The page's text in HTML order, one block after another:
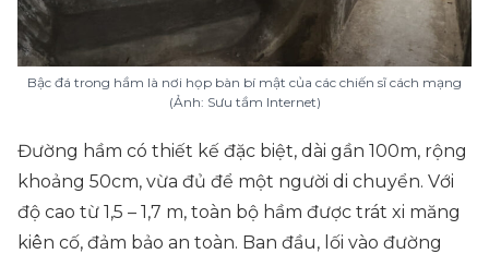
Bậc đá trong hầm là nơi họp bàn bí mật của các chiến sĩ cách mạng
(Ảnh: Sưu tầm Internet)
Đường hầm có thiết kế đặc biệt, dài gần 100m, rộng
khoảng 50cm, vừa đủ để một người di chuyển. Với
độ cao từ 1,5 – 1,7 m, toàn bộ hầm được trát xi măng
kiên cố, đảm bảo an toàn. Ban đầu, lối vào đường